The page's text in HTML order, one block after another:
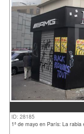
ID: 28185
1ª de mayo en París: La rabia